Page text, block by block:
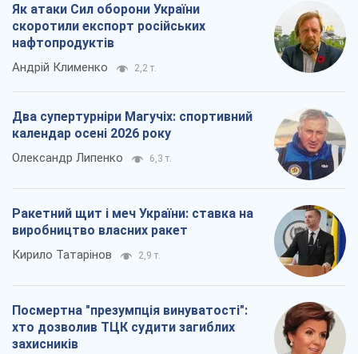
Як атаки Сил оборони України
скоротили експорт російських
нафтопродуктів
Андрій Клименко 2,2 т.
Два супертурніри Магучіх: спортивний
календар осені 2026 року
Олександр Липенко 6,3 т.
Ракетний щит і меч України: ставка на
виробництво власних ракет
Кирило Татарінов 2,9 т.
Посмертна "презумпція винуватості":
хто дозволив ТЦК судити загиблих
захисників